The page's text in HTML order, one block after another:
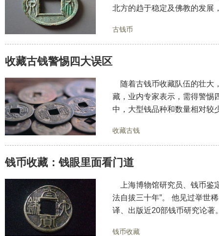
北方的趋于稳定及佛教的发
古钱币
收藏古钱警惕四大误区
随着古钱币收藏队伍的壮大
藏，业内专家表示，需得警惕
中，大型钱品种和数量相对
收藏古钱
钱币收藏：钱眼里面看门道
上海博物馆研究员、钱币鉴
法自拔三十年”。 他见过举世
译、出版近20部钱币研究论
钱币收藏